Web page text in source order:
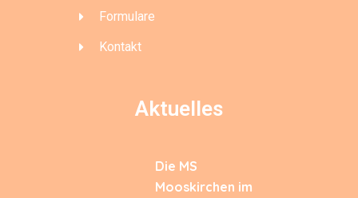
Formulare
Kontakt
Aktuelles
Die MS
Mooskirchen im